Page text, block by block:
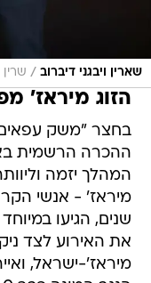
שארין ויבגני דיברוב / שרין
הזוג מיראז'
בחצר "משק עפאים"
ההכרה הרשמית
המהלך יזמה
שנים, הגיעו
את האירוע לצד
מיראז'-ישראל,